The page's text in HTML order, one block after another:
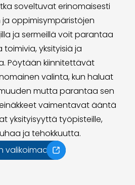
soveltuvat erinomaisesti
oppimisympäristöjen
ja sermeillä voit parantaa
yksityisiä ja
Pöytään kiinnitettävät
valinta, kun haluat
mutta parantaa sen
vaimentavat ääntä
yksityisyyttä työpisteille,
ja tehokkuutta.
valikoimaan